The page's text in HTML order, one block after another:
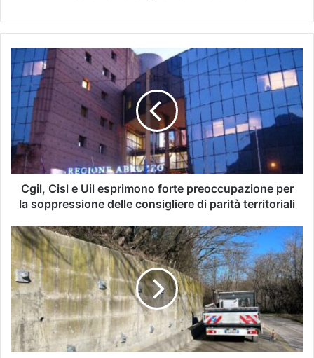
Cgil, Cisl e Uil esprimono forte preoccupazione per
la soppressione delle consigliere di parità territoriali